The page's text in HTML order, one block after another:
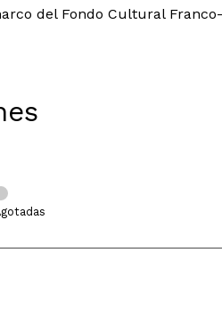
del Fondo Cultural